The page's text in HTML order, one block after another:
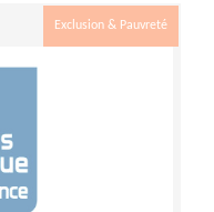
Exclusion & Pauvreté